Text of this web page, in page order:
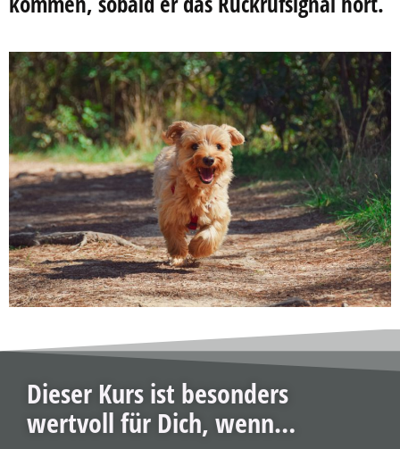
Dieser Kurs ist besonders
wertvoll für Dich, wenn…